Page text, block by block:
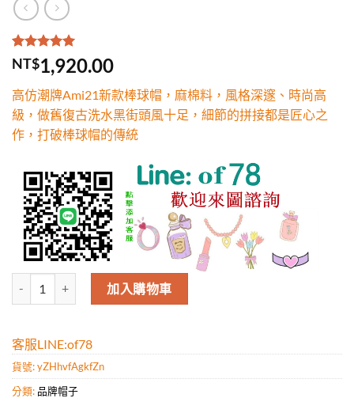
評分5.00/
5，已有
1
位
分
NT$1,920.00
高仿潮牌Ami21新款棒球帽，麻棉料，風格深邃、時尚高
級，做舊復古洗水黑街頭風十足，細節的拼接都是匠心之
作，打破棒球帽的傳統
高仿潮牌Ami21新款棒球帽，麻棉料，風格深邃、時尚高級，做舊
加入購物車
客服LINE:of78
貨號:yZHhvfAgkfZn
分類: 品牌帽子